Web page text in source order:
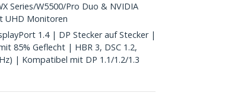
Series/W5500/Pro Duo & NVIDIA
UHD Monitoren
1.4 | DP Stecker auf Stecker |
85% Geflecht | HBR 3, DSC 1.2,
| Kompatibel mit DP 1.1/1.2/1.3